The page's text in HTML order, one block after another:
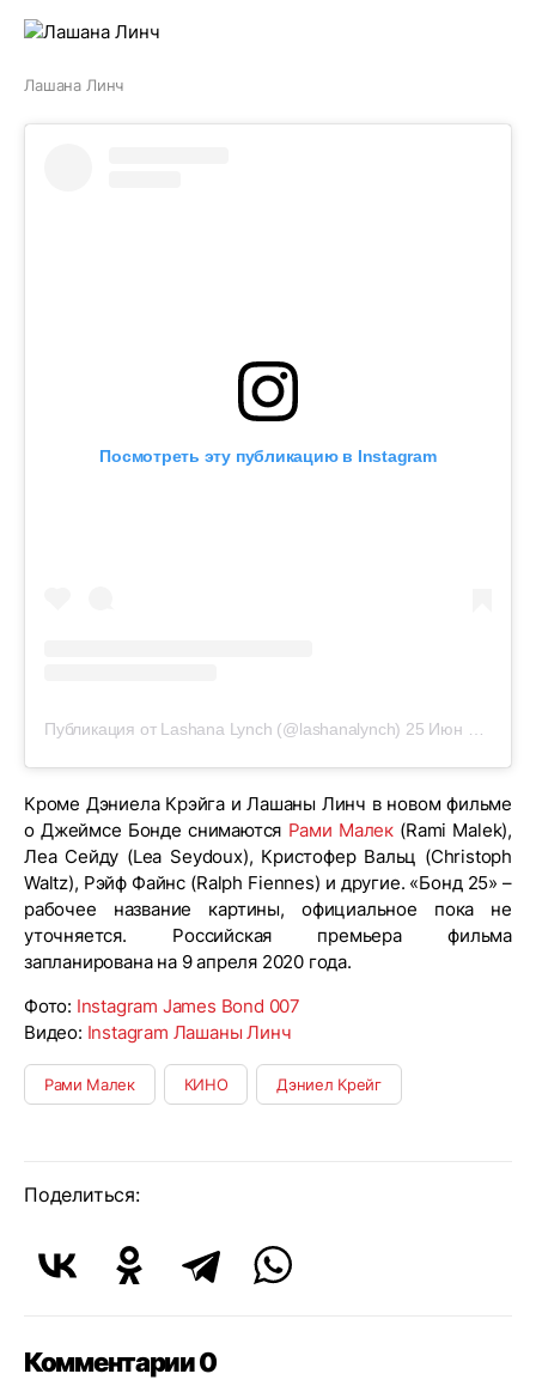
Лашана Линч
Посмотреть эту публикацию в Instagram
Публикация от Lashana Lynch (@lashanalynch) 25 Июн 2019 в 8:04 PDT
Кроме Дэниела Крэйга и Лашаны Линч в новом фильме
о Джеймсе Бонде снимаются Рами Малек(Rami Malek),
Леа Сейду (Lea Seydoux), Кристофер Вальц (Christoph
Waltz), Рэйф Файнс (Ralph Fiennes) и другие. «Бонд 25» –
рабочее название картины, официальное пока не
уточняется. Российская премьера фильма
запланирована на 9 апреля 2020 года.
Фото: Instagram James Bond 007
Видео: Instagram Лашаны Линч
Рами Малек КИНО Дэниел Крейг
Поделиться:
Комментарии 0